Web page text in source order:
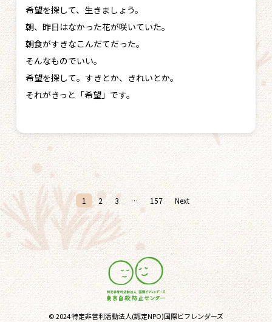
希望を探して、生きましょう。
朝、昨日はなかった花が咲いていた。
朝食がすきなこんだてだった。
そんなものでいい。
希望を探して。すきとか、きれいとか。
それがきっと「希望」です。
1 2 3 … 157 Next
© 2024 特定非営利活動法人(認定NPO)国際ビフレンダーズ